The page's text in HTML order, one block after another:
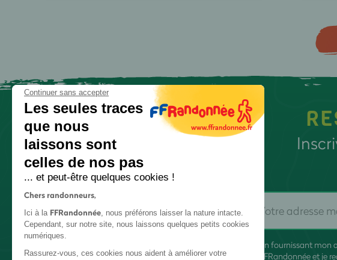
En fournissant mon
FFRandonnée et je
Continuer sans accepter
Les seules traces
que nous
laissons sont
celles de nos pas
... et peut-être quelques cookies !
Chers randonneurs,
Ici à la FFRandonnée, nous préférons laisser la nature intacte.
Cependant, sur notre site, nous laissons quelques petits cookies
numériques.
Rassurez-vous, ces cookies nous aident à améliorer votre